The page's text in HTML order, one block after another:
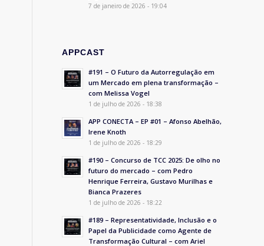
7 de janeiro de 2026 - 19:04
APPCAST
#191 – O Futuro da Autorregulação em
um Mercado em plena transformação –
com Melissa Vogel
1 de julho de 2026 - 18:38
APP CONECTA – EP #01 – Afonso Abelhão,
Irene Knoth
1 de julho de 2026 - 18:29
#190 – Concurso de TCC 2025: De olho no
futuro do mercado – com Pedro
Henrique Ferreira, Gustavo Murilhas e
Bianca Prazeres
1 de julho de 2026 - 18:22
#189 – Representatividade, Inclusão e o
Papel da Publicidade como Agente de
Transformação Cultural – com Ariel